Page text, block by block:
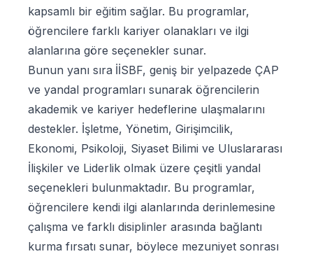
kapsamlı bir eğitim sağlar. Bu programlar,
öğrencilere farklı kariyer olanakları ve ilgi
alanlarına göre seçenekler sunar.
Bunun yanı sıra İİSBF, geniş bir yelpazede ÇAP
ve yandal programları sunarak öğrencilerin
akademik ve kariyer hedeflerine ulaşmalarını
destekler. İşletme, Yönetim, Girişimcilik,
Ekonomi, Psikoloji, Siyaset Bilimi ve Uluslararası
İlişkiler ve Liderlik olmak üzere çeşitli yandal
seçenekleri bulunmaktadır. Bu programlar,
öğrencilere kendi ilgi alanlarında derinlemesine
çalışma ve farklı disiplinler arasında bağlantı
kurma fırsatı sunar, böylece mezuniyet sonrası